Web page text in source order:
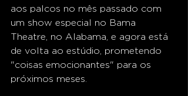
aos palcos no mês passado com
um show especial no Bama
Theatre, no Alabama, e agora está
de volta ao estúdio, prometendo
"coisas emocionantes" para os
próximos meses.